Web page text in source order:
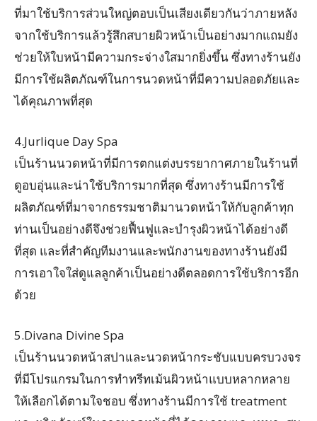
ที่มาใช้บริการส่วนใหญ่ตอบเป็นเสียงเดียวกันว่าภายหลัง
จากใช้บริการแล้วรู้สึกสบายผิวหน้าเป็นอย่างมากแถมยัง
ช่วยให้ใบหน้ามีความกระจ่างใสมากยิ่งขึ้น ซึ่งทางร้านยัง
มีการใช้ผลิตภัณฑ์ในการนวดหน้าที่มีความปลอดภัยและ
ได้คุณภาพที่สุด
4.Jurlique Day Spa
เป็นร้านนวดหน้าที่มีการตกแต่งบรรยากาศภายในร้านที่
ดูอบอุ่นและน่าใช้บริการมากที่สุด ซึ่งทางร้านมีการใช้
ผลิตภัณฑ์ที่มาจากธรรมชาติมานวดหน้าให้กับลูกค้าทุก
ท่านเป็นอย่างดีจึงช่วยฟื้นฟูและบำรุงผิวหน้าได้อย่างดี
ที่สุด และที่สำคัญทีมงานและพนักงานของทางร้านยังมี
การเอาใจใส่ดูแลลูกค้าเป็นอย่างดีตลอดการใช้บริการอีก
ด้วย
5.Divana Divine Spa
เป็นร้านนวดหน้าสปาและนวดหน้ากระชับแบบครบวงจร
ที่มีโปรแกรมในการทําทรีทเม้นผิวหน้าแบบหลากหลาย
ให้เลือกได้ตามใจชอบ ซึ่งทางร้านมีการใช้ treatment